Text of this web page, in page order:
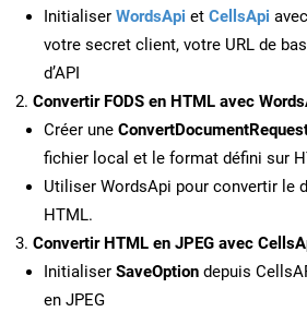
Initialiser WordsApi et CellsApi
votre secret client, votre URL de
d’API
Convertir FODS en HTML avec
Créer une
fichier local et le format défini sur
Utiliser WordsApi pour convertir le
HTML.
Convertir HTML en JPEG avec
Initialiser SaveOption depuis
en JPEG